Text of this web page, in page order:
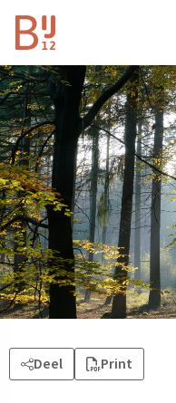
Homepagina
Deel Print